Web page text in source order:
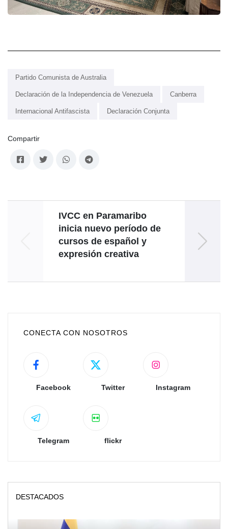
Partido Comunista de Australia
Declaración de la Independencia de Venezuela Canberra
Internacional Antifascista Declaración Conjunta
Compartir
IVCC en Paramaribo
inicia nuevo período de
cursos de español y
expresión creativa
CONECTA CON NOSOTROS
Facebook Twitter Instagram
Telegram flickr
DESTACADOS